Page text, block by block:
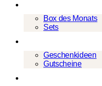
Box des Monats
Sets
Geschenkideen
Gutscheine